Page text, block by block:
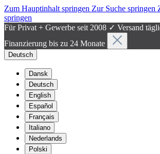
Zum Hauptinhalt springen Zur Suche springen
springen
Für Privat + Gewerbe seit 2008 ✓ Versand
Finanzierung bis zu 24 Monate
Deutsch
Dansk
Deutsch
English
Español
Français
Italiano
Nederlands
Polski